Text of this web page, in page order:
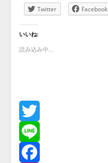
Twitter Facebook
いいね:
読み込み中...
Twitter
Line